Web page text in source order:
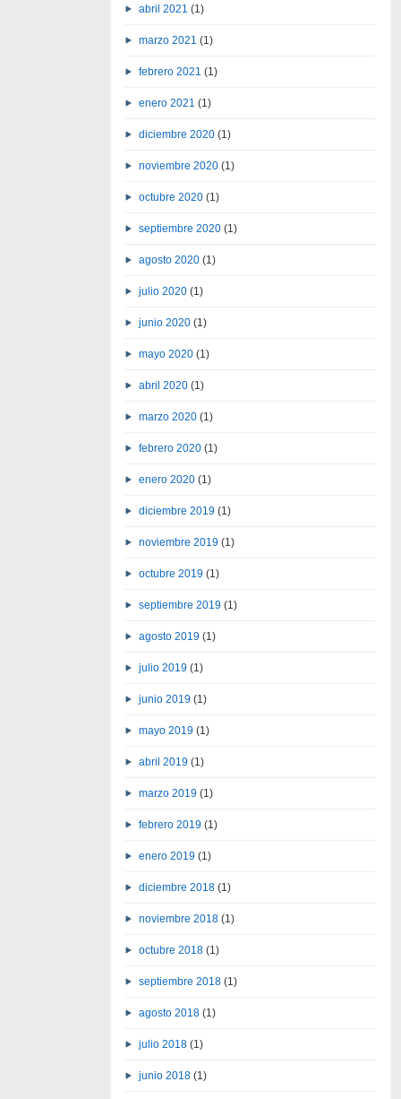
abril 2021 (1)
marzo 2021 (1)
febrero 2021 (1)
enero 2021 (1)
diciembre 2020(1)
noviembre 2020(1)
octubre 2020(1)
septiembre 2020(1)
agosto 2020(1)
julio 2020(1)
junio 2020(1)
mayo 2020(1)
abril 2020(1)
marzo 2020(1)
febrero 2020(1)
enero 2020(1)
diciembre 2019 (1)
noviembre 2019 (1)
octubre 2019 (1)
septiembre 2019 (1)
agosto 2019 (1)
julio 2019 (1)
junio 2019 (1)
mayo 2019 (1)
abril 2019 (1)
marzo 2019 (1)
febrero 2019 (1)
enero 2019 (1)
diciembre 2018(1)
noviembre 2018(1)
octubre 2018(1)
septiembre 2018(1)
agosto 2018(1)
julio 2018(1)
junio 2018(1)